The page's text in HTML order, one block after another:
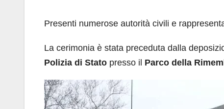
Presenti numerose autorità civili e
La cerimonia è stata preceduta dalla
Polizia di Stato presso il Parco della